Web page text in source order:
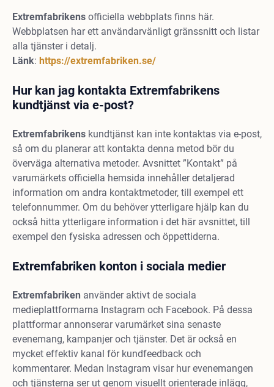
Extremfabrikens officiella webbplats finns här.
Webbplatsen har ett användarvänligt gränssnitt och listar
alla tjänster i detalj.
Länk: https://extremfabriken.se/
Hur kan jag kontakta Extremfabrikens
kundtjänst via e-post?
Extremfabrikens kundtjänst kan inte kontaktas via e-post,
så om du planerar att kontakta denna metod bör du
överväga alternativa metoder. Avsnittet ”Kontakt” på
varumärkets officiella hemsida innehåller detaljerad
information om andra kontaktmetoder, till exempel ett
telefonnummer. Om du behöver ytterligare hjälp kan du
också hitta ytterligare information i det här avsnittet, till
exempel den fysiska adressen och öppettiderna.
Extremfabriken konton i sociala medier
Extremfabriken använder aktivt de sociala
medieplattformarna Instagram och Facebook. På dessa
plattformar annonserar varumärket sina senaste
evenemang, kampanjer och tjänster. Det är också en
mycket effektiv kanal för kundfeedback och
kommentarer. Medan Instagram visar hur evenemangen
och tjänsterna ser ut genom visuellt orienterade inlägg,